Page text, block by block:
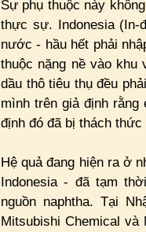
Sự phụ thuộc này
thực sự. Indonesia (In-
nước - hầu hết phải
thuộc nặng nề vào khu
dầu thô tiêu thụ đều
mình trên giả định
định đó đã bị thách thức
Hệ quả đang hiện ra ở
Indonesia - đã tạm
nguồn naphtha. Tại
Mitsubishi Chemical